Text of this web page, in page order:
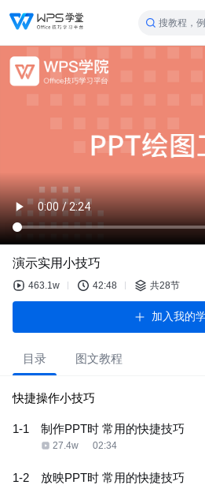
搜教程，
演示实用小技巧
463.1w 42:48 共28节
加入我的
目录 图文教程
快捷操作小技巧
1-1 制作PPT时 常用的快捷技巧
27.4w 02:34
1-2 放映PPT时 常用的快捷技巧